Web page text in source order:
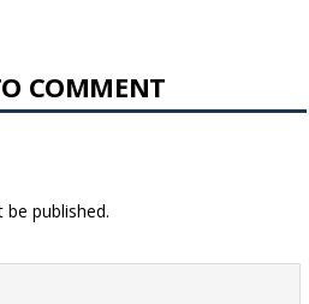
COMMENT
published.